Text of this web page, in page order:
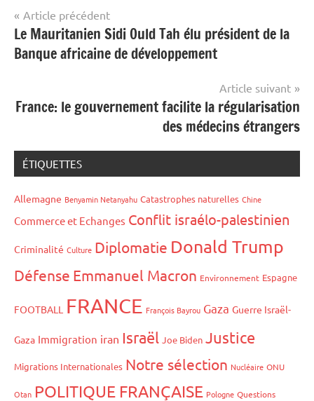
Navigation
de
l’article
Article précédent
Le Mauritanien Sidi Ould Tah élu président de la
Banque africaine de développement
Article suivant
France: le gouvernement facilite la régularisation
des médecins étrangers
ÉTIQUETTES
Allemagne Benyamin Netanyahu Catastrophes naturelles Chine
Commerce et Echanges Conflit israélo-palestinien
Criminalité Culture Diplomatie Donald Trump
Défense Emmanuel Macron Environnement Espagne
FOOTBALL FRANCE François Bayrou Gaza Guerre Israël-
Gaza Immigration iran Israël Joe Biden Justice
Migrations Internationales Notre sélection Nucléaire ONU
Otan POLITIQUE FRANÇAISE Pologne Questions